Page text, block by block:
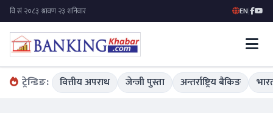
EN|
ट्रेन्डिङ: वित्तीय अपराध जेन्जी पुस्ता अन्तर्राष्ट्रिय बैंकिङ